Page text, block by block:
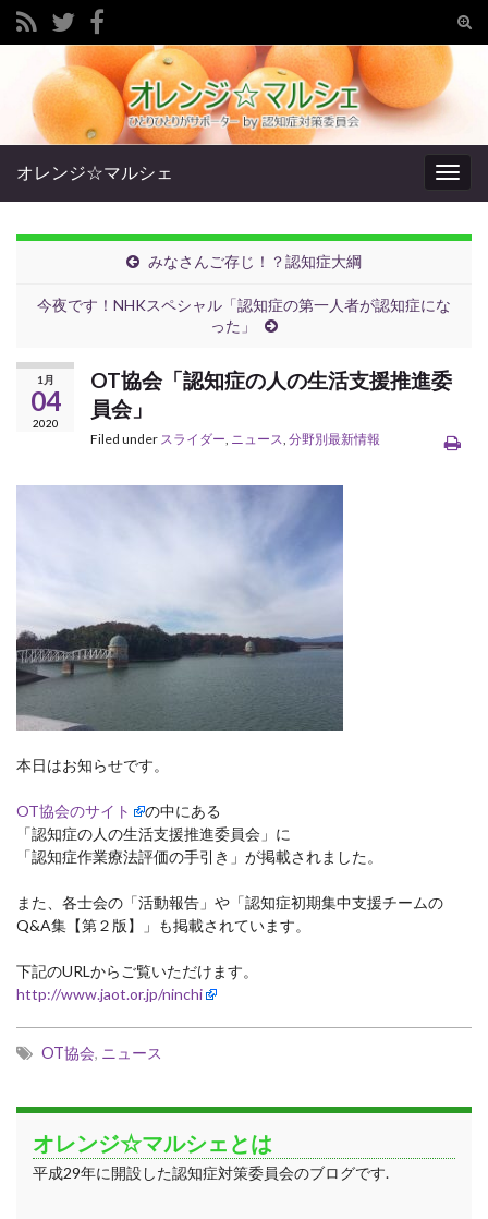
Search for:
オレンジ☆マルシェ
みなさんご存じ！？認知症大綱
今夜です！NHKスペシャル「認知症の第一人者が認知症にな
った」
1月
04
2020
OT協会「認知症の人の生活支援推進委
員会」
Filed under スライダー, ニュース, 分野別最新情報
本日はお知らせです。
OT協会のサイト
の中にある
「認知症の人の生活支援推進委員会」に
「認知症作業療法評価の手引き」が掲載されました。
また、各士会の「活動報告」や「認知症初期集中支援チームの
Q&A集【第２版】」も掲載されています。
下記のURLからご覧いただけます。
http://www.jaot.or.jp/ninchi
OT協会, ニュース
オレンジ☆マルシェとは
平成29年に開設した認知症対策委員会のブログです.